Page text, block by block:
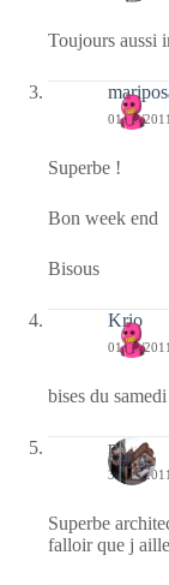
Toujours aussi
01/10/
Superbe !
Bon week end
Bisous
Krio
01/10/
bises du
noel
30/09/
Superbe
falloir que j